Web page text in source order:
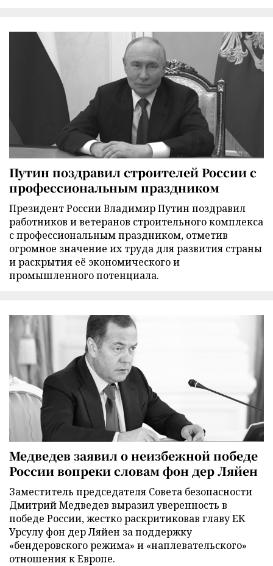
Путин поздравил строителей России с
профессиональным праздником
Президент России Владимир Путин поздравил
работников и ветеранов строительного комплекса
с профессиональным праздником, отметив
огромное значение их труда для развития страны
и раскрытия её экономического и
промышленного потенциала.
Медведев заявил о неизбежной победе
России вопреки словам фон дер Ляйен
Заместитель председателя Совета безопасности
Дмитрий Медведев выразил уверенность в
победе России, жестко раскритиковав главу ЕК
Урсулу фон дер Ляйен за поддержку
«бендеровского режима» и «наплевательского»
отношения к Европе.